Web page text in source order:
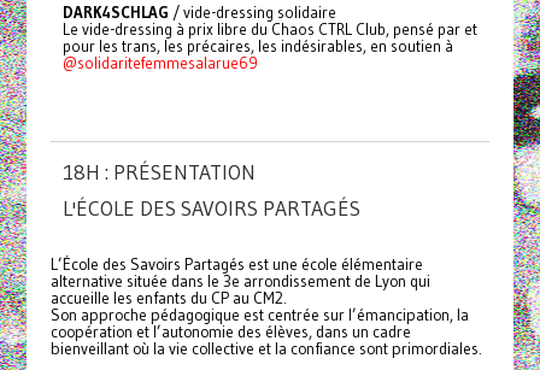
DARK4SCHLAG / vide-dressing solidaire
Le vide-dressing à prix libre du Chaos CTRL Club, pensé par et
pour les trans, les précaires, les indésirables, en soutien à
@solidaritefemmesalarue69
18H : PRÉSENTATION
L'ÉCOLE DES SAVOIRS PARTAGÉS
L’École des Savoirs Partagés est une école élémentaire
alternative située dans le 3e arrondissement de Lyon qui
accueille les enfants du CP au CM2.
Son approche pédagogique est centrée sur l’émancipation, la
coopération et l’autonomie des élèves, dans un cadre
bienveillant où la vie collective et la confiance sont primordiales.